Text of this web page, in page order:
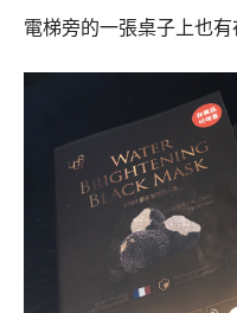
電梯旁的一張桌子上也